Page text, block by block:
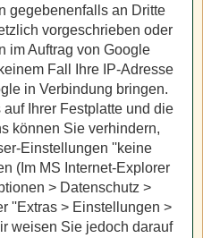
gegebenenfalls an Dritte
vorgeschrieben oder
im Auftrag von Google
Fall Ihre IP-Adresse
in Verbindung bringen.
Ihrer Festplatte und die
können Sie verhindern,
Einstellungen ''keine
(Im MS Internet-Explorer
> Datenschutz >
''Extras > Einstellungen >
weisen Sie jedoch darauf